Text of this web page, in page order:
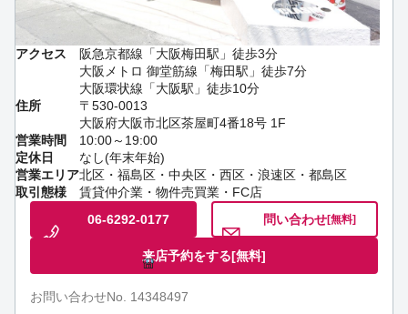
アクセス
阪急京都線「大阪梅田駅」徒歩3分
大阪メトロ 御堂筋線「梅田駅」徒歩7分
大阪環状線「大阪駅」徒歩10分
住所
〒530-0013
大阪府大阪市北区茶屋町4番18号 1F
営業時間
10:00～19:00
定休日
なし(年末年始)
営業エリア北区・福島区・中央区・西区・浪速区・都島区
取引態様
賃貸仲介業・物件売買業・FC店
06-6292-0177
問い合わせ[無料]
来店予約をする[無料]
お問い合わせNo. 14348497